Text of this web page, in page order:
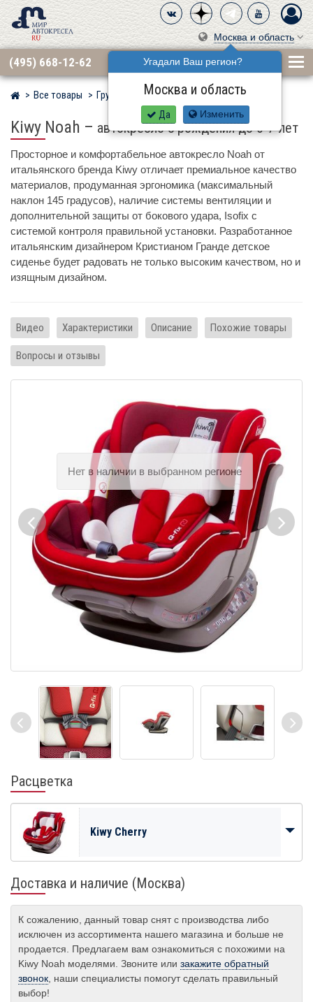
Москва и область
Угадали Ваш регион?
Москва и область
Да Изменить
(495) 668-12-62
Мир детских автокресел
Все товары Группа 0·1·2 (до 25 кг) KIWY
Kiwy Noah – автокресло с рождения до 6-7 лет
Просторное и комфортабельное автокресло Noah от
итальянского бренда Kiwy отличает премиальное качество
материалов, продуманная эргономика (максимальный
наклон 145 градусов), наличие системы вентиляции и
дополнительной защиты от бокового удара, Isofix с
системой контроля правильной установки. Разработанное
итальянским дизайнером Кристианом Гранде детское
сиденье будет радовать не только высоким качеством, но и
изящным дизайном.
Видео Характеристики Описание Похожие товары
Вопросы и отзывы
Расцветка
Kiwy Cherry
Доставка и наличие (Москва)
К сожалению, данный товар снят с производства либо
исключен из ассортимента нашего магазина и больше не
продается. Предлагаем вам ознакомиться с похожими на
Kiwy Noah моделями. Звоните или закажите обратный
звонок, наши специалисты помогут сделать правильный
выбор!